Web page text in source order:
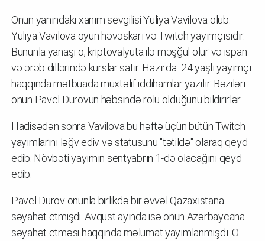
Onun yanındakı xanım sevgilisi Yuliya Vavilova olub.
Yuliya Vavilova oyun həvəskarı və Twitch yayımçısıdır.
Bununla yanaşı o, kriptovalyuta ilə məşğul olur və ispan
və ərəb dillərində kurslar satır. Hazırda 24 yaşlı yayımçı
haqqında mətbuada müxtəlif iddihamlar yazılır. Bəziləri
onun Pavel Durovun həbsində rolu olduğunu bildirirlər.
Hadisədən sonra Vavilova bu həftə üçün bütün Twitch
yayımlarını ləğv ediv və statusunu "tətildə" olaraq qeyd
edib. Növbəti yayımın sentyabrın 1-də olacağını qeyd
edib.
Pavel Durov onunla birlikdə bir əvvəl Qazaxıstana
səyahət etmişdi. Avqust ayında isə onun Azərbaycana
səyahət etməsi haqqında məlumat yayımlanmışdı. O